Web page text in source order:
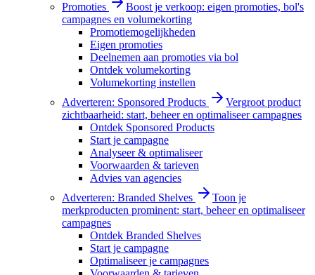
Promoties
Boost je verkoop: eigen promoties, bol's
campagnes en volumekorting
Promotiemogelijkheden
Eigen promoties
Deelnemen aan promoties via bol
Ontdek volumekorting
Volumekorting instellen
Adverteren: Sponsored Products
Vergroot product
zichtbaarheid: start, beheer en optimaliseer campagnes
Ontdek Sponsored Products
Start je campagne
Analyseer & optimaliseer
Voorwaarden & tarieven
Advies van agencies
Adverteren: Branded Shelves
Toon je
merkproducten prominent: start, beheer en optimaliseer
campagnes
Ontdek Branded Shelves
Start je campagne
Optimaliseer je campagnes